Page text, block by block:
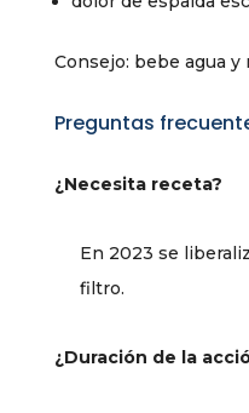
Consejo: bebe agua
Preguntas
¿Necesita receta?
En 2023 se
filtro.
¿Duración de la